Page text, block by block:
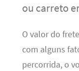
ou carreto
O valor do
com alguns
percorrida, o